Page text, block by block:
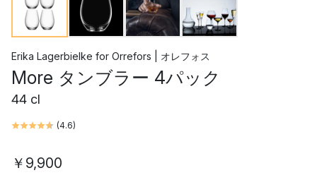
Erika Lagerbielke for Orrefors | オレフォス
More タンブラー 4パック
44 cl
(4.6)
￥9,900